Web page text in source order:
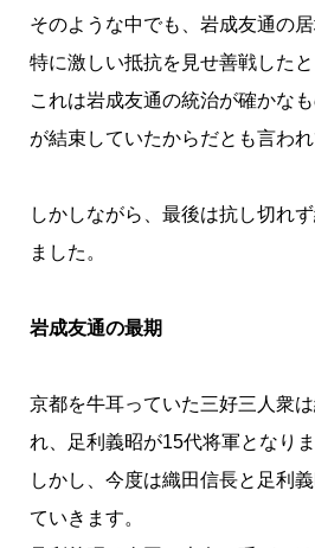
そのような中でも、岩成友通の
特に激しい抵抗を見せ善戦したと
これは岩成友通の統治が確かな
が結束していたからだとも言われ
しかしながら、最後は抗し切れ
ました。
岩成友通の最期
京都を牛耳っていた三好三人衆
れ、足利義昭が15代将軍となりま
しかし、今度は織田信長と足利
ていきます。